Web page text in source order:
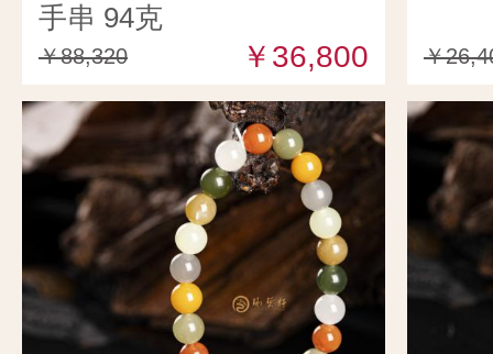
手串 94克
￥88,320 ￥36,800 ￥